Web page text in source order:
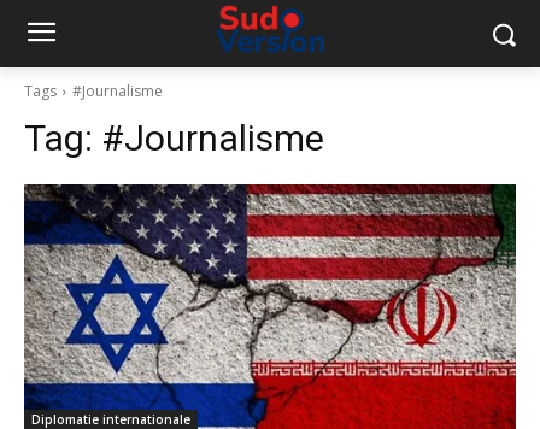
Tags #Journalisme
Tag: #Journalisme
Diplomatie internationale